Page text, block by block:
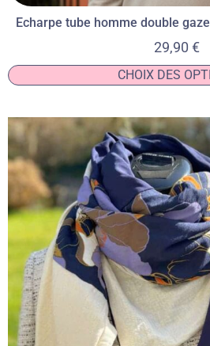
Echarpe tube homme double
29,90 €
CHOIX DES